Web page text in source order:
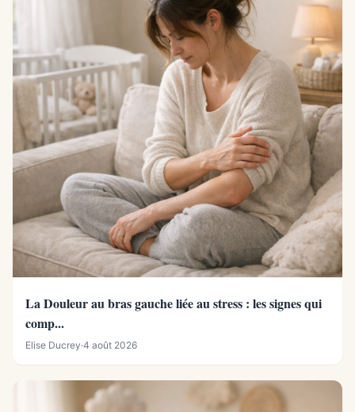
La Douleur au bras gauche liée au stress : les signes qui
comp...
Elise Ducrey·4 août 2026